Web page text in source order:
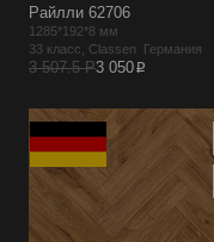
Райлли 62706
1285*192*8 мм
33 класс, Classen Германия
3 507.5 Р3 050p